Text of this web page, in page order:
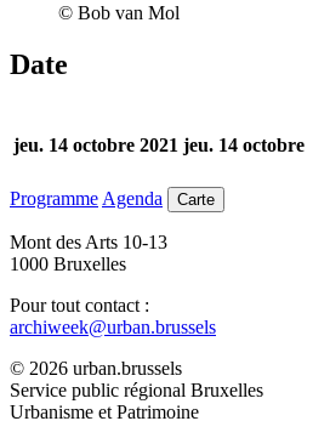
© Bob van Mol
Date
jeu. 14 octobre 2021 jeu. 14 octobre
Programme Agenda Carte
Mont des Arts 10-13
1000 Bruxelles
Pour tout contact :
archiweek@urban.brussels
© 2026 urban.brussels
Service public régional Bruxelles
Urbanisme et Patrimoine